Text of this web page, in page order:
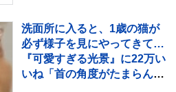
イベントも実施
洗面所に入ると、1歳の猫が
必ず様子を見にやってきて…
『可愛すぎる光景』に22万い
いね「首の角度がたまらん」